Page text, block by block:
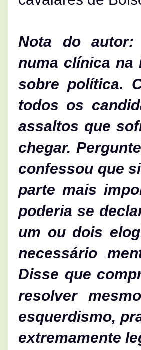
Nota do autor:
numa clínica na
sobre política.
todos os
assaltos que
chegar.
confessou que
parte mais
poderia se
um ou dois
necessário
Disse que
resolver
esquerdismo,
extremamente